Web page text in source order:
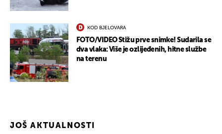
KOD BJELOVARA
FOTO/VIDEO Stižu prve snimke! Sudarila se
dva vlaka: Više je ozlijeđenih, hitne službe
na terenu
JOŠ AKTUALNOSTI